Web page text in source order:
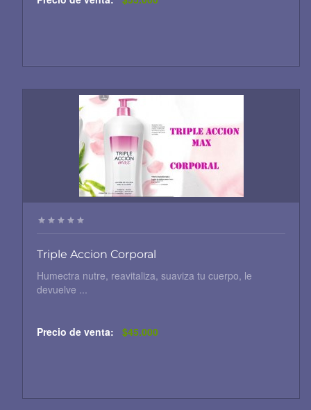
Triple Accion Corporal
Humectra nutre, reavitaliza, suaviza tu cuerpo, le
devuelve ...
Precio de venta: $45.000